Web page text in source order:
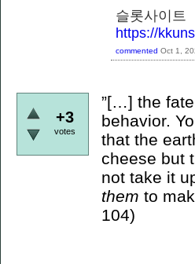
슬롯사이트
https://
commented Oct 1,
+3
votes
”[…] the
behavior.
that the
cheese but
not take it
them to
104)